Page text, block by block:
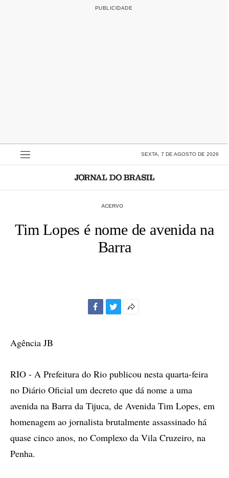
SEXTA, 7 DE AGOSTO DE 2026
ACERVO
Tim Lopes é nome de avenida na
Barra
Agência JB
RIO - A Prefeitura do Rio publicou nesta quarta-feira
no Diário Oficial um decreto que dá nome a uma
avenida na Barra da Tijuca, de Avenida Tim Lopes, em
homenagem ao jornalista brutalmente assassinado há
quase cinco anos, no Complexo da Vila Cruzeiro, na
Penha.